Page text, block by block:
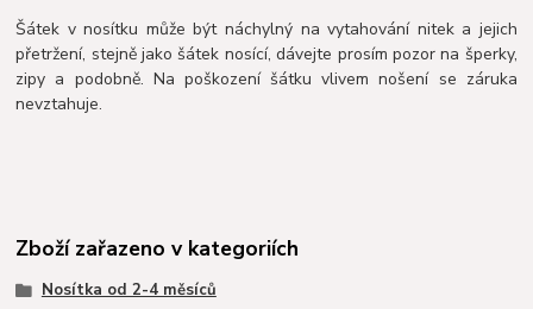
Šátek v nosítku může být náchylný na vytahování nitek a jejich
přetržení, stejně jako šátek nosící, dávejte prosím pozor na šperky,
zipy a podobně. Na poškození šátku vlivem nošení se záruka
nevztahuje.
Zboží zařazeno v kategoriích
Nosítka od 2-4 měsíců